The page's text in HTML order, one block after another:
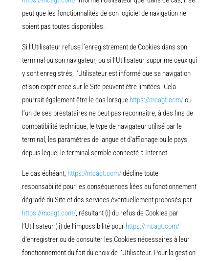
peut que les fonctionnalités de son logiciel de navigation ne
soient pas toutes disponibles.
Si l’Utilisateur refuse l’enregistrement de Cookies dans son
terminal ou son navigateur, ou si l’Utilisateur supprime ceux qui
y sont enregistrés, l’Utilisateur est informé que sa navigation
et son expérience sur le Site peuvent être limitées. Cela
pourrait également être le cas lorsque https://mcagt.com/ou
l’un de ses prestataires ne peut pas reconnaître, à des fins de
compatibilité technique, le type de navigateur utilisé par le
terminal, les paramètres de langue et d’affichage ou le pays
depuis lequel le terminal semble connecté à Internet.
Le cas échéant, https://mcagt.com/décline toute
responsabilité pour les conséquences liées au fonctionnement
dégradé du Site et des services éventuellement proposés par
https://mcagt.com/, résultant (i) du refus de Cookies par
l’Utilisateur (ii) de l’impossibilité pour https://mcagt.com/
d’enregistrer ou de consulter les Cookies nécessaires à leur
fonctionnement du fait du choix de l’Utilisateur. Pour la gestion